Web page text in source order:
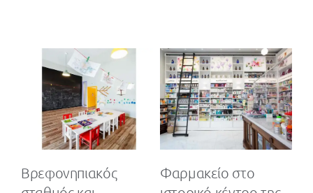
Βρεφονηπιακός
Φαρμακείο στο